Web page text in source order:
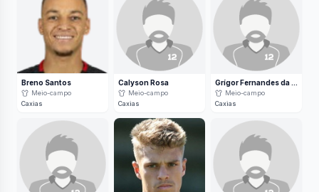
Breno Santos
Meio-campo
Caxias
Calyson Rosa
Meio-campo
Caxias
Grígor Fernandes da Silva
Meio-campo
Caxias